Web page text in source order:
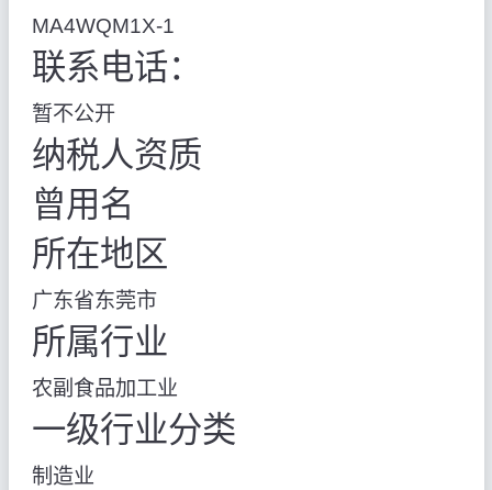
MA4WQM1X-1
联系电话：
暂不公开
纳税人资质
曾用名
所在地区
广东省东莞市
所属行业
农副食品加工业
一级行业分类
制造业